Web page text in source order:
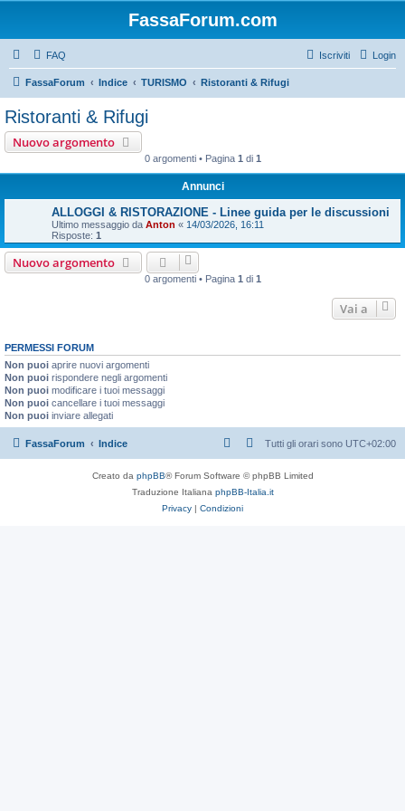
FassaForum.com
FAQ Login
Iscriviti
FassaForum Indice TURISMO Ristoranti & Rifugi
Ristoranti & Rifugi
Nuovo argomento
0 argomenti • Pagina 1 di 1
Annunci
ALLOGGI & RISTORAZIONE - Linee guida per le discussioni
Ultimo messaggio da Anton « 14/03/2026, 16:11
Risposte: 1
Nuovo argomento
0 argomenti • Pagina 1 di 1
Vai a
PERMESSI FORUM
Non puoi aprire nuovi argomenti
Non puoi rispondere negli argomenti
Non puoi modificare i tuoi messaggi
Non puoi cancellare i tuoi messaggi
Non puoi inviare allegati
FassaForum Indice Tutti gli orari sono UTC+02:00
Creato da phpBB® Forum Software © phpBB Limited
Traduzione Italiana phpBB-Italia.it
Privacy | Condizioni